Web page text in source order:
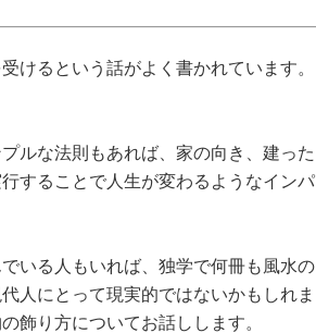
けるという話がよく書かれています。
ルな法則もあれば、家の向き、建った
することで人生が変わるようなインパ
いる人もいれば、独学で何冊も風水の
人にとって現実的ではないかもしれま
飾り方についてお話しします。